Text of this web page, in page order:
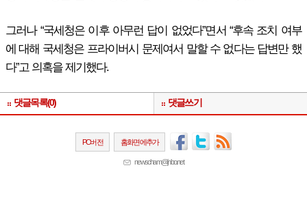
그러나 “국세청은 이후 아무런 답이 없었다”면서 “후속 조치 여부
에 대해 국세청은 프라이버시 문제여서 말할 수 없다는 답변만 했
다”고 의혹을 제기했다.
댓글목록(0) 댓글쓰기
PC버전 홈화면에추가
newscham@jinbo.net